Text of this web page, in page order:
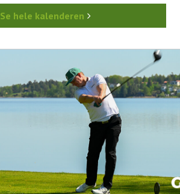
Se hele kalenderen